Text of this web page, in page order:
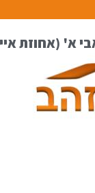
א' (אחוזת